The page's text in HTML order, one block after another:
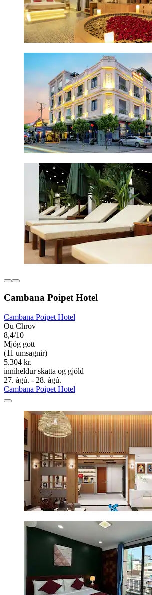
Cambana Poipet Hotel
Cambana Poipet Hotel
Ou Chrov
8,4/10
Mjög gott
(11 umsagnir)
5.304 kr.
inniheldur skatta og gjöld
27. ágú. - 28. ágú.
Cambana Poipet Hotel